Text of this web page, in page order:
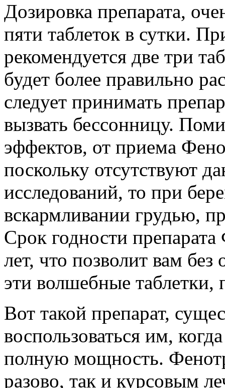
Дозировка препарата,
пяти таблеток в сутки.
рекомендуется две три
будет более правильно
следует принимать
вызвать бессонницу.
эффектов, от приема
поскольку отсутствуют
исследований, то при
вскармливании грудью,
Срок годности препарата
лет, что позволит вам
эти волшебные таблетки,
Вот такой препарат,
воспользоваться им,
полную мощность.
разово, так и курсовым